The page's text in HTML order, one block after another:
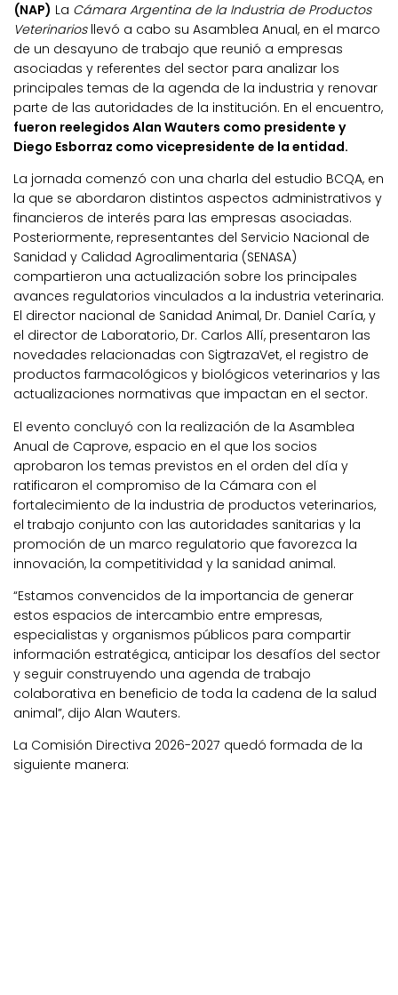
(NAP) La Cámara Argentina de la Industria de Productos
Veterinariosllevó a cabo su Asamblea Anual, en el marco
de un desayuno de trabajo que reunió a empresas
asociadas y referentes del sector para analizar los
principales temas de la agenda de la industria y renovar
parte de las autoridades de la institución. En el encuentro,
fueron reelegidos Alan Wauters como presidente y
Diego Esborraz como vicepresidente de la entidad.
La jornada comenzó con una charla del estudio BCQA, en
la que se abordaron distintos aspectos administrativos y
financieros de interés para las empresas asociadas.
Posteriormente, representantes del Servicio Nacional de
Sanidad y Calidad Agroalimentaria (SENASA)
compartieron una actualización sobre los principales
avances regulatorios vinculados a la industria veterinaria.
El director nacional de Sanidad Animal, Dr. Daniel Caría, y
el director de Laboratorio, Dr. Carlos Allí, presentaron las
novedades relacionadas con SigtrazaVet, el registro de
productos farmacológicos y biológicos veterinarios y las
actualizaciones normativas que impactan en el sector.
El evento concluyó con la realización de la Asamblea
Anual de Caprove, espacio en el que los socios
aprobaron los temas previstos en el orden del día y
ratificaron el compromiso de la Cámara con el
fortalecimiento de la industria de productos veterinarios,
el trabajo conjunto con las autoridades sanitarias y la
promoción de un marco regulatorio que favorezca la
innovación, la competitividad y la sanidad animal.
“Estamos convencidos de la importancia de generar
estos espacios de intercambio entre empresas,
especialistas y organismos públicos para compartir
información estratégica, anticipar los desafíos del sector
y seguir construyendo una agenda de trabajo
colaborativa en beneficio de toda la cadena de la salud
animal”, dijo Alan Wauters.
La Comisión Directiva 2026-2027 quedó formada de la
siguiente manera: